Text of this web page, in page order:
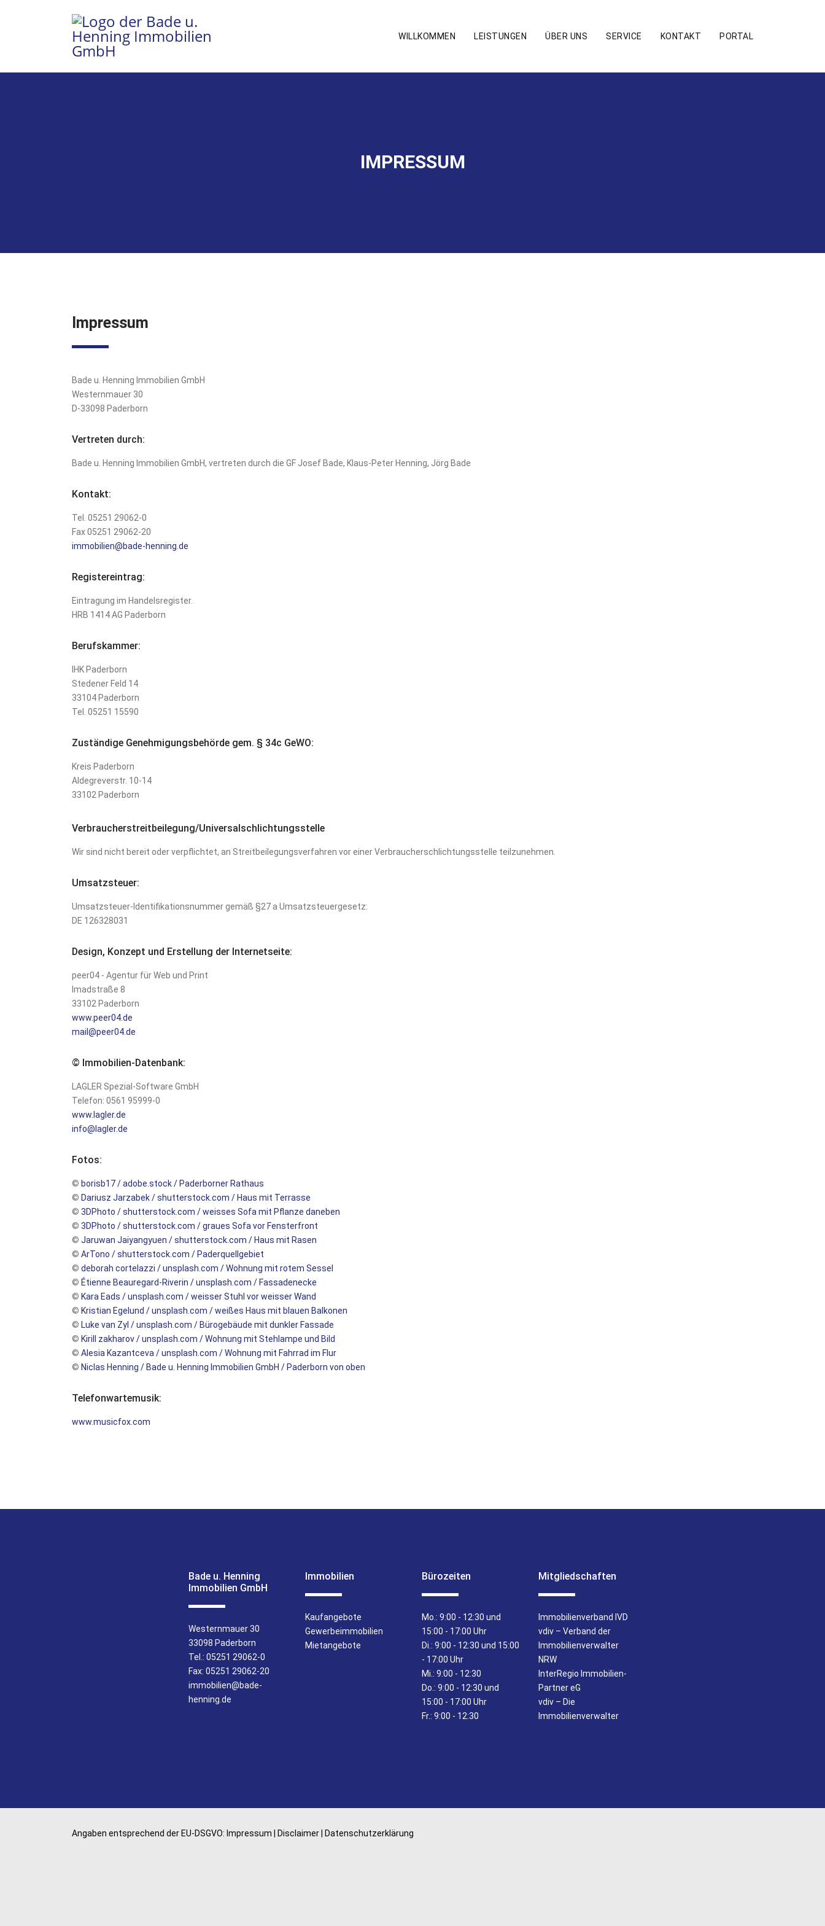
WILLKOMMEN LEISTUNGEN ÜBER UNS SERVICE KONTAKT PORTAL
IMPRESSUM
Impressum
Bade u. Henning Immobilien GmbH
Westernmauer 30
D-33098 Paderborn
Vertreten durch:
Bade u. Henning Immobilien GmbH, vertreten durch die GF Josef Bade, Klaus-Peter Henning, Jörg Bade
Kontakt:
Tel. 05251 29062-0
Fax 05251 29062-20
immobilien@bade-henning.de
Registereintrag:
Eintragung im Handelsregister.
HRB 1414 AG Paderborn
Berufskammer:
IHK Paderborn
Stedener Feld 14
33104 Paderborn
Tel. 05251 15590
Zuständige Genehmigungsbehörde gem. § 34c GeWO:
Kreis Paderborn
Aldegreverstr. 10-14
33102 Paderborn
Verbraucher­streit­beilegung/Universal­schlichtungs­stelle
Wir sind nicht bereit oder verpflichtet, an Streitbeilegungsverfahren vor einer Verbraucherschlichtungsstelle teilzunehmen.
Umsatzsteuer:
Umsatzsteuer-Identifikationsnummer gemäß §27 a Umsatzsteuergesetz:
DE 126328031
Design, Konzept und Erstellung der Internetseite:
peer04 - Agentur für Web und Print
Imadstraße 8
33102 Paderborn
www.peer04.de
mail@peer04.de
© Immobilien-Datenbank:
LAGLER Spezial-Software GmbH
Telefon: 0561 95999-0
www.lagler.de
info@lagler.de
Fotos:
© borisb17 / adobe.stock / Paderborner Rathaus
© Dariusz Jarzabek / shutterstock.com / Haus mit Terrasse
© 3DPhoto / shutterstock.com / weisses Sofa mit Pflanze daneben
© 3DPhoto / shutterstock.com / graues Sofa vor Fensterfront
© Jaruwan Jaiyangyuen / shutterstock.com / Haus mit Rasen
© ArTono / shutterstock.com / Paderquellgebiet
© deborah cortelazzi / unsplash.com / Wohnung mit rotem Sessel
© Étienne Beauregard-Riverin / unsplash.com / Fassadenecke
© Kara Eads / unsplash.com / weisser Stuhl vor weisser Wand
© Kristian Egelund / unsplash.com / weißes Haus mit blauen Balkonen
© Luke van Zyl / unsplash.com / Bürogebäude mit dunkler Fassade
© Kirill zakharov / unsplash.com / Wohnung mit Stehlampe und Bild
© Alesia Kazantceva / unsplash.com / Wohnung mit Fahrrad im Flur
© Niclas Henning / Bade u. Henning Immobilien GmbH / Paderborn von oben
Telefonwartemusik:
www.musicfox.com
Bade u. Henning
Immobilien GmbH
Westernmauer 30
33098 Paderborn
Tel.: 05251 29062-0
Fax: 05251 29062-20
immobilien@bade-
henning.de
Immobilien
Kaufangebote
Gewerbeimmobilien
Mietangebote
Bürozeiten
Mo.: 9:00 - 12:30 und
15:00 - 17:00 Uhr
Di.: 9:00 - 12:30 und 15:00
- 17:00 Uhr
Mi.: 9:00 - 12:30
Do.: 9:00 - 12:30 und
15:00 - 17:00 Uhr
Fr.: 9:00 - 12:30
Mitgliedschaften
Immobilienverband IVD
vdiv – Verband der
Immobilienverwalter
NRW
InterRegio Immobilien-
Partner eG
vdiv – Die
Immobilienverwalter
Angaben entsprechend der EU-DSGVO: Impressum Disclaimer Datenschutzerklärung